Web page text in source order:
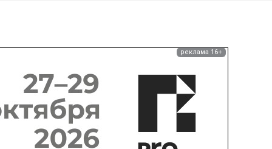
реклама 16+